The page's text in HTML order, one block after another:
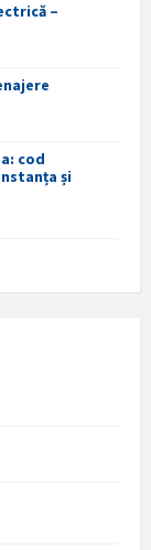
–
cod
și